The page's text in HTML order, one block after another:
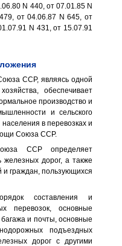
N 440, от 07.01.85 N
от 04.06.87 N 645, от
N 431, от 15.07.91
ССР, являясь одной
обеспечивает
производство и
и сельского
в перевозках и
Союза ССР.
ССР определяет
железных дорог, а также
и граждан, пользующихся
составления и
перевозок, основные
багажа и почты, основные
подъездных
дорог с другими